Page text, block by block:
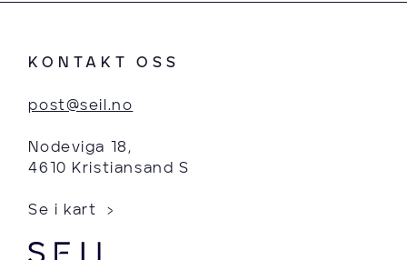
KONTAKT OSS
post@seil.no
Nodeviga 18,
4610 Kristiansand S
Se i kart ›